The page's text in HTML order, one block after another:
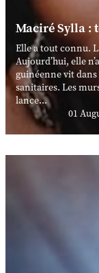
Maciré Sylla :
Elle a tout connu.
Aujourd’hui, elle
guinéenne vit dans
sanitaires. Les
lance...
01